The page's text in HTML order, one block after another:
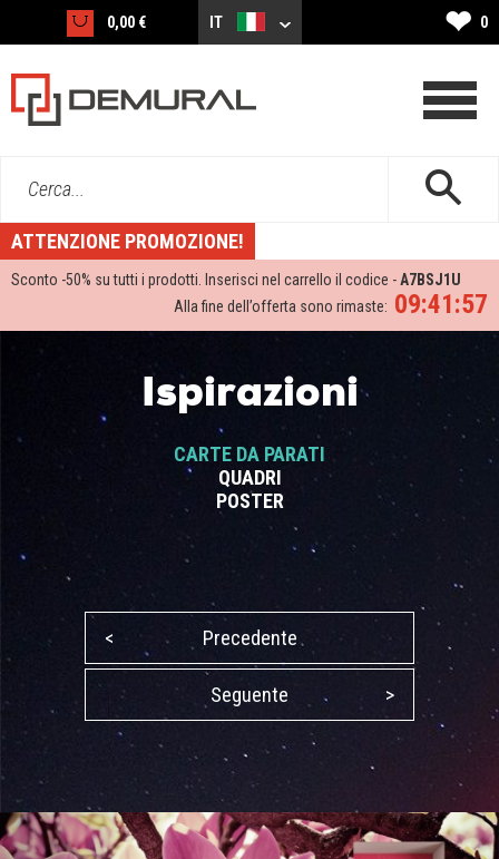
0,00 € IT ❤ 0
Cerca...
ATTENZIONE PROMOZIONE!
Sconto -50% su tutti i prodotti. Inserisci nel carrello il codice -A7BSJ1U
09:41:56
Alla fine dell’offerta sono rimaste:
Ispirazioni
CARTE DA PARATI
QUADRI
POSTER
< Precedente
Seguente >